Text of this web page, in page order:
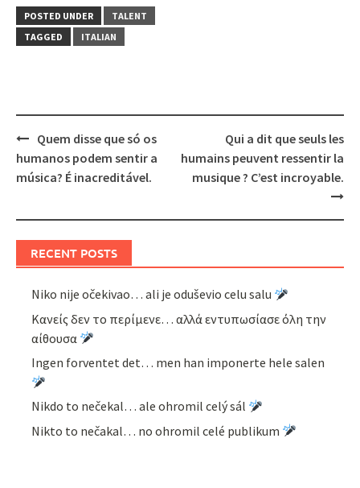
POSTED UNDER
TALENT
TAGGED
ITALIAN
Post
navigation
Quem disse que só os
humanos podem sentir a
música? É inacreditável.
Qui a dit que seuls les
humains peuvent ressentir la
musique ? C’est incroyable.
RECENT POSTS
Niko nije očekivao… ali je oduševio celu salu
Κανείς δεν το περίμενε… αλλά εντυπωσίασε όλη την
αίθουσα
Ingen forventet det… men han imponerte hele salen
Nikdo to nečekal… ale ohromil celý sál
Nikto to nečakal… no ohromil celé publikum